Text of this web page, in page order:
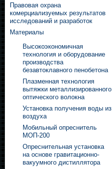
Правовая охрана
комерциализуемых результатов
исследований и разработок
Материалы
Высокоэкономичная
технология и оборудование
производства
безавтоклавного пенобетона
Плазменная технология
вытяжки металлизированного
оптического волокна
Установка получения воды из
воздуха
Мобильный опреснитель
МОП-200
Опреснительная установка
на основе гравитационно-
вакуумного дистиллятора